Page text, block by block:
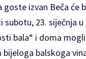
izvan Beča
23. siječnja
bala“ i doma
bijeloga balskoga